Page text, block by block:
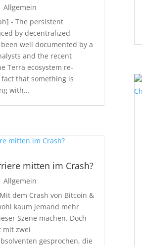
Allgemein
- The persistent
by decentralized
well documented by a
and the recent
Terra ecosystem re-
that something is
with...
mitten im Crash?
Allgemein
dem Crash von Bitcoin &
kaum jemand mehr
Szene machen. Doch
mit zwei
gesprochen, die